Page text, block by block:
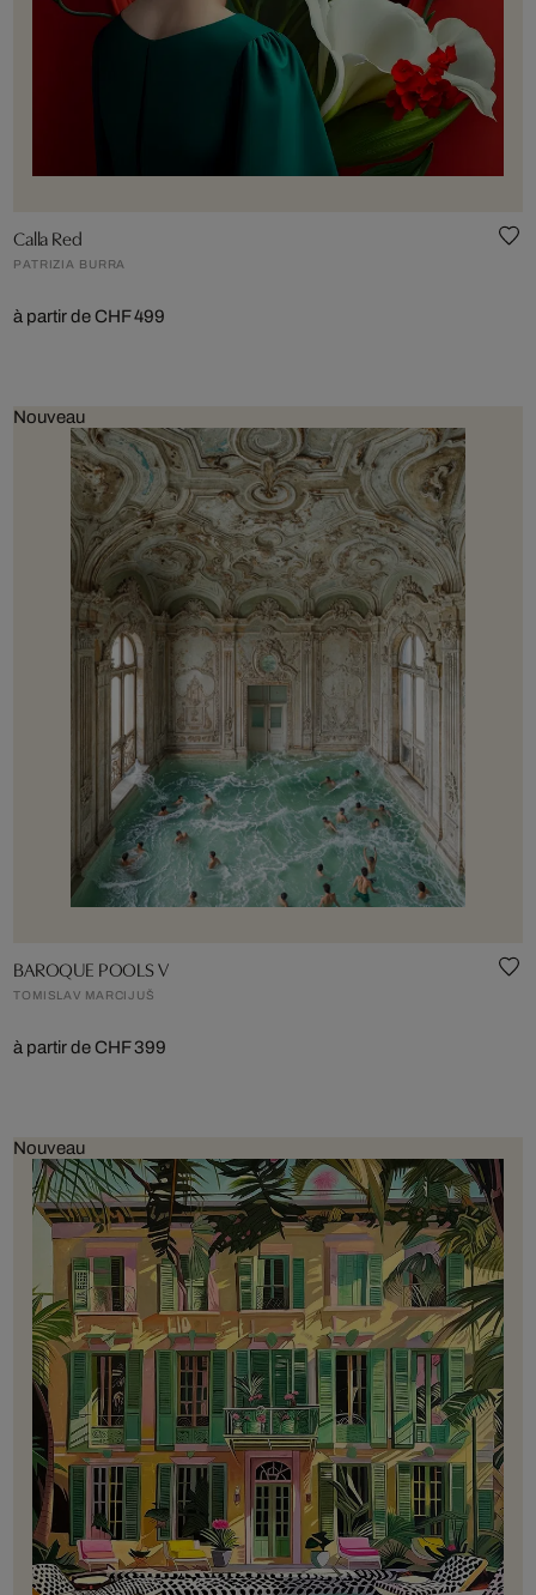
Calla Red
PATRIZIA BURRA
à partir de CHF 499
Nouveau
BAROQUE POOLS V
TOMISLAV MARCIJUŠ
à partir de CHF 399
Nouveau